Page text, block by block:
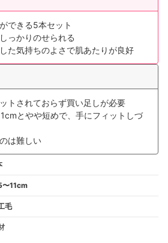
できる5本セット
っかりのせられる
た気持ちのよさで肌あたりが良好
トされておらず買い足しが必要
とやや短めで、手にフィットしづ
は難しい
11cm
毛